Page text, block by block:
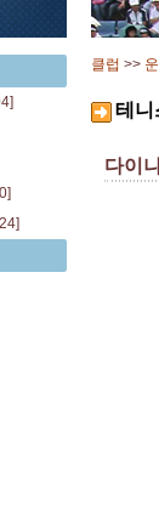
클럽 >>
테니
다이